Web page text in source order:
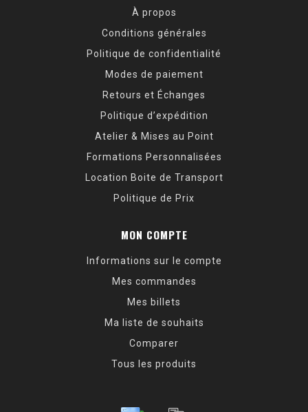
À propos
Conditions générales
Politique de confidentialité
Modes de paiement
Retours et Échanges
Politique d’expédition
Atelier & Mises au Point
Formations Personnalisées
Location Boite de Transport
Politique de Prix
MON COMPTE
Informations sur le compte
Mes commandes
Mes billets
Ma liste de souhaits
Comparer
Tous les produits